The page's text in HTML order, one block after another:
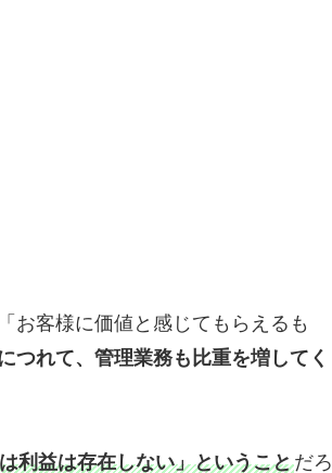
お客様に価値と感じてもらえるも
つれて、管理業務も比重を増してく
利益は存在しない」ということだろ